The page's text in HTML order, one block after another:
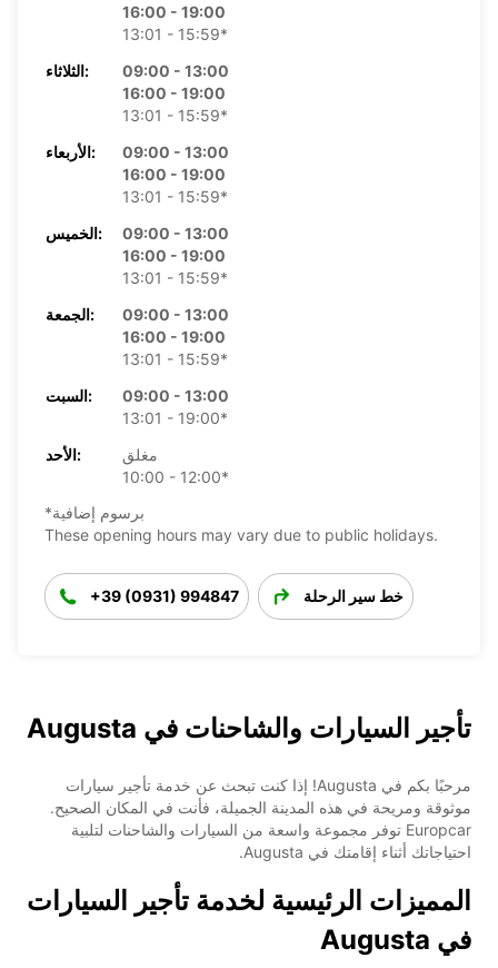
16:00 - 19:00
13:01 - 15:59*
الثلاثاء:
09:00 - 13:00
16:00 - 19:00
13:01 - 15:59*
الأربعاء:
09:00 - 13:00
16:00 - 19:00
13:01 - 15:59*
الخميس:
09:00 - 13:00
16:00 - 19:00
13:01 - 15:59*
الجمعة:
09:00 - 13:00
16:00 - 19:00
13:01 - 15:59*
السبت:
09:00 - 13:00
13:01 - 19:00*
الأحد:
مغلق
10:00 - 12:00*
*برسوم إضافية
These opening hours may vary due to public holidays.
+39 (0931) 994847 خط سير الرحلة
تأجير السيارات والشاحنات في Augusta
مرحبًا بكم في Augusta! إذا كنت تبحث عن خدمة تأجير سيارات
موثوقة ومريحة في هذه المدينة الجميلة، فأنت في المكان الصحيح.
Europcar توفر مجموعة واسعة من السيارات والشاحنات لتلبية
احتياجاتك أثناء إقامتك في Augusta.
المميزات الرئيسية لخدمة تأجير السيارات
في Augusta